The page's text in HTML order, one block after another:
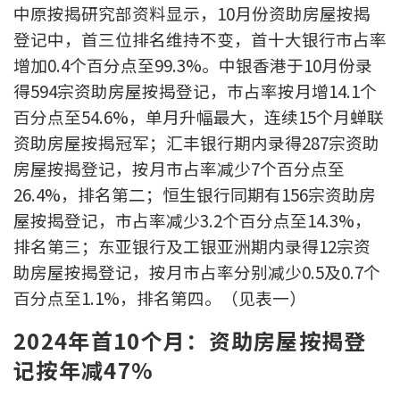
按揭智库
楼按专栏
按揭百科
实时银行资讯
装修·保险优惠
免费装修转介服务
装修设计专栏
火险、家居、宠物保险
保险资讯专栏
中原按揭研究部资料显示，10月份资助房屋按揭
登记中，首三位排名维持不变，首十大银行市占率
增加0.4个百分点至99.3%。中银香港于10月份录
得594宗资助房屋按揭登记，巿占率按月增14.1个
百分点至54.6%，单月升幅最大，连续15个月蝉联
资助房屋按揭冠军；汇丰银行期内录得287宗资助
房屋按揭登记，按月市占率减少7个百分点至
26.4%，排名第二；恒生银行同期有156宗资助房
屋按揭登记，市占率减少3.2个百分点至14.3%，
排名第三；东亚银行及工银亚洲期内录得12宗资
助房屋按揭登记，按月市占率分别减少0.5及0.7个
百分点至1.1%，排名第四。（见表一）
2024年首10个月：资助房屋按揭登
记按年减47%